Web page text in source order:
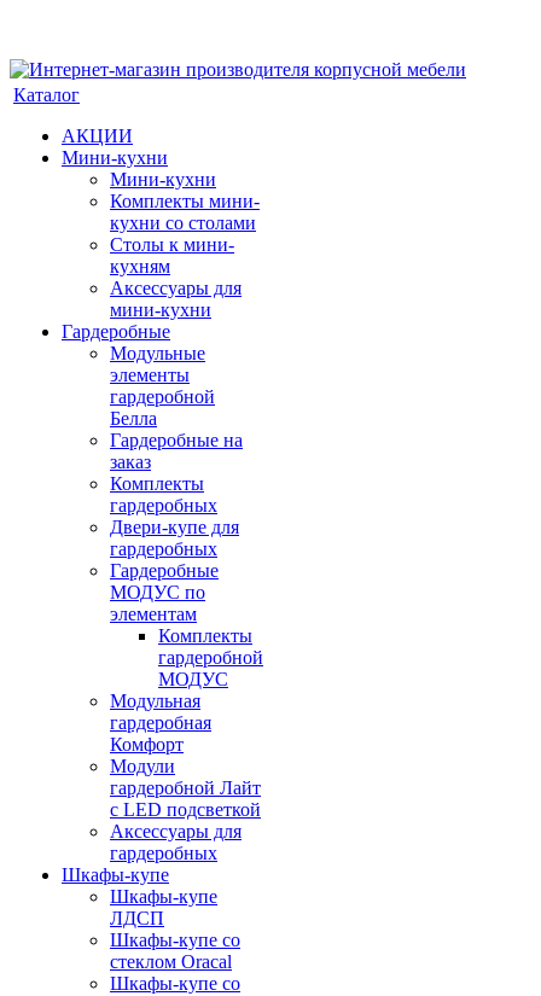
Каталог
АКЦИИ
Мини-кухни
Мини-кухни
Комплекты мини-
кухни со столами
Столы к мини-
кухням
Аксессуары для
мини-кухни
Гардеробные
Модульные
элементы
гардеробной
Белла
Гардеробные на
заказ
Комплекты
гардеробных
Двери-купе для
гардеробных
Гардеробные
МОДУС по
элементам
Комплекты
гардеробной
МОДУС
Модульная
гардеробная
Комфорт
Модули
гардеробной Лайт
с LED подсветкой
Аксессуары для
гардеробных
Шкафы-купе
Шкафы-купе
ЛДСП
Шкафы-купе со
стеклом Oracal
Шкафы-купе со